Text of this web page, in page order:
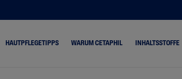
HAUTPFLEGETIPPS WARUM CETAPHIL INHALTSSTOFFE